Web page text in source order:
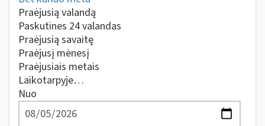
Praėjusią valandą
Paskutines 24 valandas
Praėjusią savaitę
Praėjusį mėnesį
Praėjusiais metais
Laikotarpyje…
Nuo